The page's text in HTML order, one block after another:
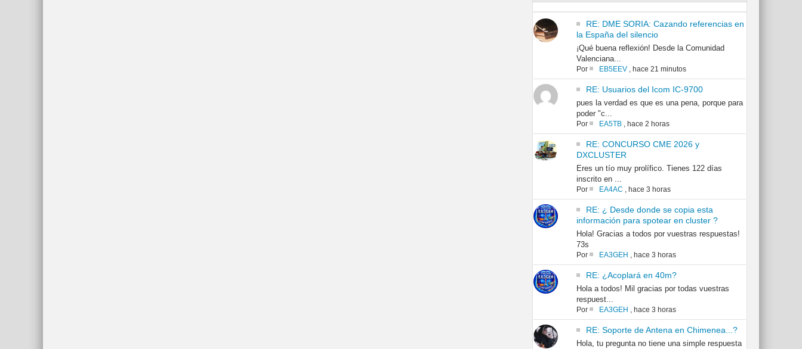
RE: DME SORIA: Cazando referencias en
la España del silencio
¡Qué buena reflexión! Desde la Comunidad
Valenciana...
Por EB5EEV, hace 21 minutos
RE: Usuarios del Icom IC-9700
pues la verdad es que es una pena, porque para
poder "c...
Por EA5TB, hace 2 horas
RE: CONCURSO CME 2026 y
DXCLUSTER
Eres un tío muy prolífico. Tienes 122 días
inscrito en ...
Por EA4AC , hace 3 horas
RE: ¿ Desde donde se copia esta
información para spotear en cluster ?
Hola! Gracias a todos por vuestras respuestas!
73s
Por EA3GEH , hace 3 horas
RE: ¿Acoplará en 40m?
Hola a todos! Mil gracias por todas vuestras
respuest...
Por EA3GEH , hace 3 horas
RE: Soporte de Antena en Chimenea...?
Hola, tu pregunta no tiene una simple respuesta